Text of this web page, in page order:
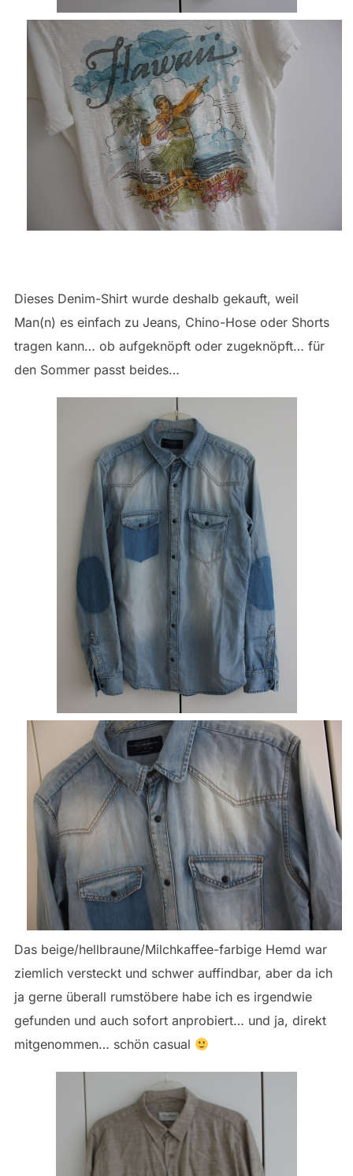
Dieses Denim-Shirt wurde deshalb gekauft, weil
Man(n) es einfach zu Jeans, Chino-Hose oder Shorts
tragen kann… ob aufgeknöpft oder zugeknöpft… für
den Sommer passt beides…
Das beige/hellbraune/Milchkaffee-farbige Hemd war
ziemlich versteckt und schwer auffindbar, aber da ich
ja gerne überall rumstöbere habe ich es irgendwie
gefunden und auch sofort anprobiert… und ja, direkt
mitgenommen… schön casual